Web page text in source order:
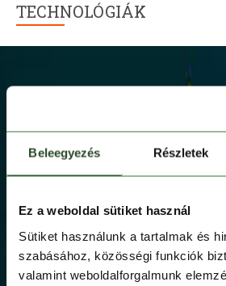
Beleegyezés Részletek
Ez a weboldal sütiket használ
Sütiket használunk a tartalmak és
szabásához, közösségi funkciók
valamint weboldalforgalmunk
TECHNOLÓGIÁK